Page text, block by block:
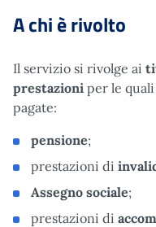
A chi è rivolto
Il servizio si rivolge ai
prestazioni per le
pagate:
pensione;
prestazioni di
Assegno sociale;
prestazioni di